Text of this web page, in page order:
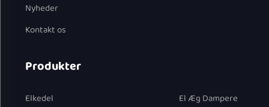
Nyheder
Kontakt os
Produkter
Elkedel
El Æg Dampere